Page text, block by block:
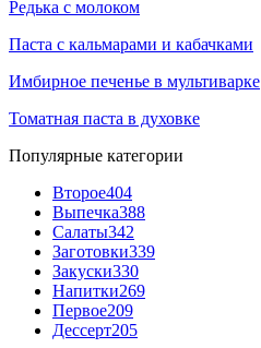
Редька с молоком
Паста с кальмарами и кабачками
Имбирное печенье в мультиварке
Томатная паста в духовке
Популярные категории
Второе404
Выпечка388
Салаты342
Заготовки339
Закуски330
Напитки269
Первое209
Дессерт205